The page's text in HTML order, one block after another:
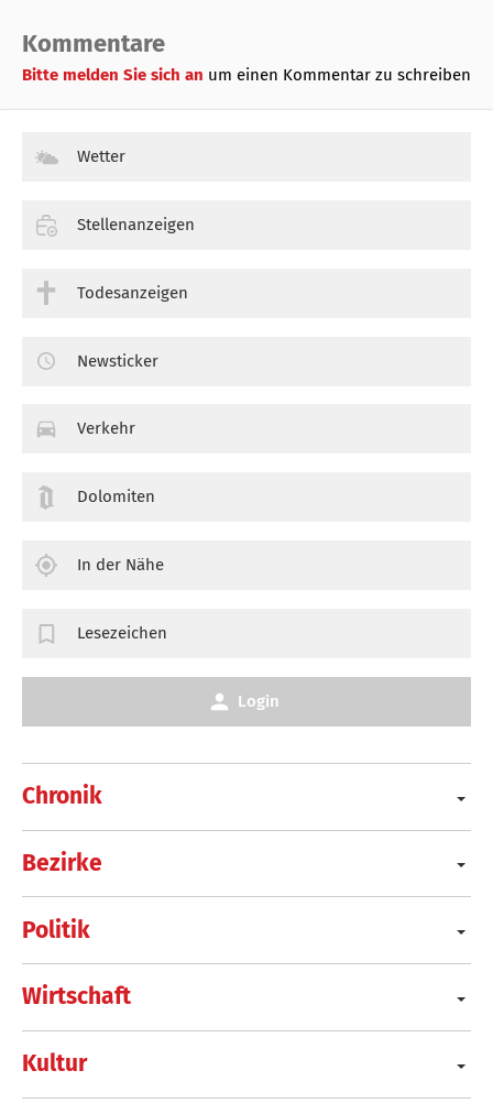
Kommentare
Bitte melden Sie sich an um einen Kommentar zu schreiben
Chronik
Bezirke
Politik
Wirtschaft
Kultur
Wetter
Stellenanzeigen
Todesanzeigen
Newsticker
Verkehr
Dolomiten
In der Nähe
Lesezeichen
Login